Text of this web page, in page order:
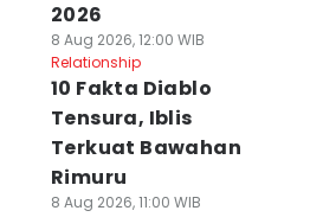
2026
8 Aug 2026, 12:00 WIB
Relationship
10 Fakta Diablo
Tensura, Iblis
Terkuat Bawahan
Rimuru
8 Aug 2026, 11:00 WIB